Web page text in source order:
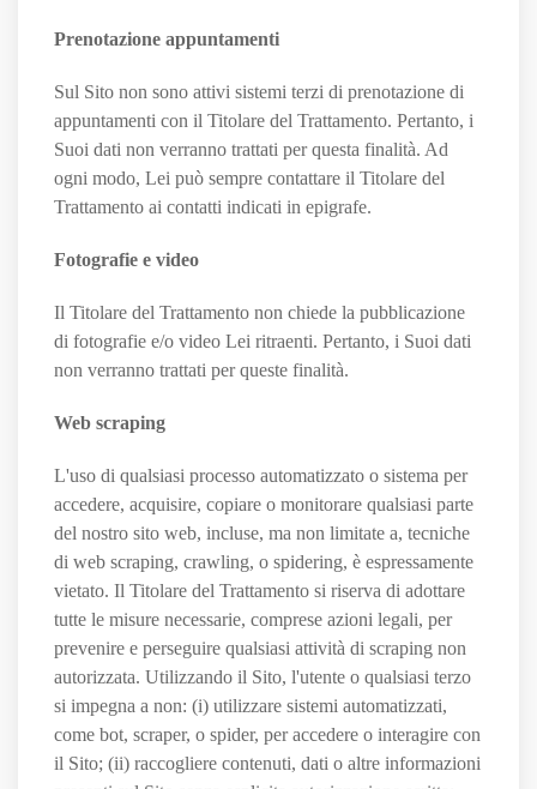
Prenotazione appuntamenti
Sul Sito non sono attivi sistemi terzi di prenotazione di
appuntamenti con il Titolare del Trattamento. Pertanto, i
Suoi dati non verranno trattati per questa finalità. Ad
ogni modo, Lei può sempre contattare il Titolare del
Trattamento ai contatti indicati in epigrafe.
Fotografie e video
Il Titolare del Trattamento non chiede la pubblicazione
di fotografie e/o video Lei ritraenti. Pertanto, i Suoi dati
non verranno trattati per queste finalità.
Web scraping
L'uso di qualsiasi processo automatizzato o sistema per
accedere, acquisire, copiare o monitorare qualsiasi parte
del nostro sito web, incluse, ma non limitate a, tecniche
di web scraping, crawling, o spidering, è espressamente
vietato. Il Titolare del Trattamento si riserva di adottare
tutte le misure necessarie, comprese azioni legali, per
prevenire e perseguire qualsiasi attività di scraping non
autorizzata. Utilizzando il Sito, l'utente o qualsiasi terzo
si impegna a non: (i) utilizzare sistemi automatizzati,
come bot, scraper, o spider, per accedere o interagire con
il Sito; (ii) raccogliere contenuti, dati o altre informazioni